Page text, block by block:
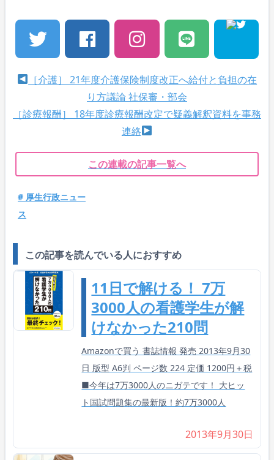
［介護］ 21年度介護保険制度改正へ給付と負担の在
り方議論 社保審・部会
［診療報酬］ 18年度診療報酬改定で疑義解釈資料を事務
連絡
この連載の記事一覧へ
# 厚生行政ニュー
ス
この記事を読んでいる人におすすめ
11日で解ける！ 7万
3000人の看護学生が解
けなかった210問
Amazonで買う 書誌情報 発売 2013年9月30
日 版型 A6判 ページ数 224 定価 1200円＋税
■今年は7万3000人のニガテです！ 大ヒッ
ト国試問題集の最新版！約7万3000人
2013年9月30日